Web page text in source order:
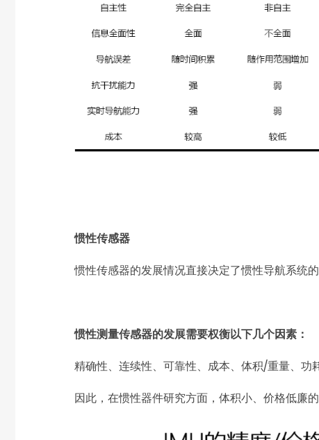
惯性传感器
惯性传感器的发展情况直接决定了惯性导航系统
惯性测量传感器的发展需要权衡以下几个因素：
精确性、连续性、可靠性、成本、体积/重量、功耗
因此，在惯性器件研究方面，体积小、价格低廉